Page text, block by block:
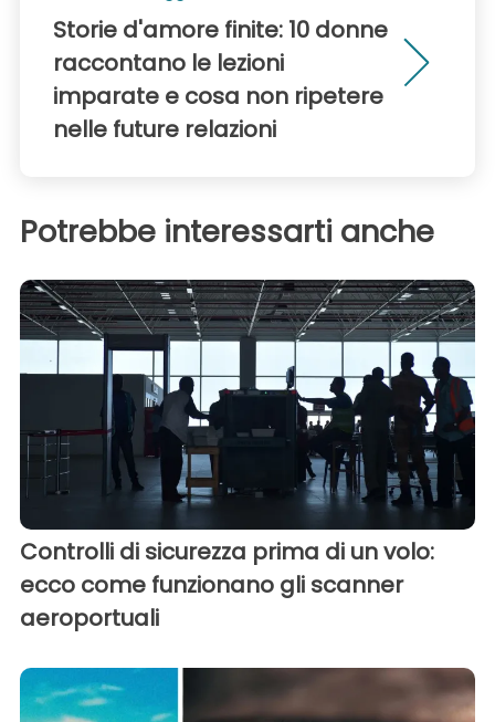
Storie d'amore finite: 10 donne
raccontano le lezioni
imparate e cosa non ripetere
nelle future relazioni
Potrebbe interessarti anche
Controlli di sicurezza prima di un volo:
ecco come funzionano gli scanner
aeroportuali